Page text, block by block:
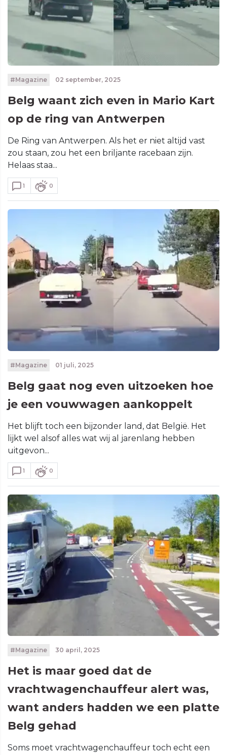
#Magazine 02 september, 2025
Belg waant zich even in Mario Kart
op de ring van Antwerpen
De Ring van Antwerpen. Als het er niet altijd vast
zou staan, zou het een briljante racebaan zijn.
Helaas staa...
1 0
#Magazine 01 juli, 2025
Belg gaat nog even uitzoeken hoe
je een vouwwagen aankoppelt
Het blijft toch een bijzonder land, dat België. Het
lijkt wel alsof alles wat wij al jarenlang hebben
uitgevon...
1 0
#Magazine 30 april, 2025
Het is maar goed dat de
vrachtwagenchauffeur alert was,
want anders hadden we een platte
Belg gehad
Soms moet vrachtwagenchauffeur toch echt een